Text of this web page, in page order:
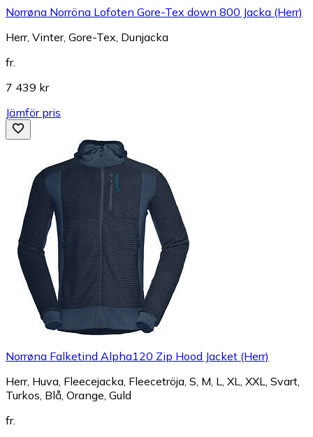
Norrøna Norröna Lofoten Gore-Tex down 800 Jacka (Herr)
Herr, Vinter, Gore-Tex, Dunjacka
fr.
7 439 kr
Jämför pris
Norrøna Falketind Alpha120 Zip Hood Jacket (Herr)
Herr, Huva, Fleecejacka, Fleecetröja, S, M, L, XL, XXL, Svart,
Turkos, Blå, Orange, Guld
fr.